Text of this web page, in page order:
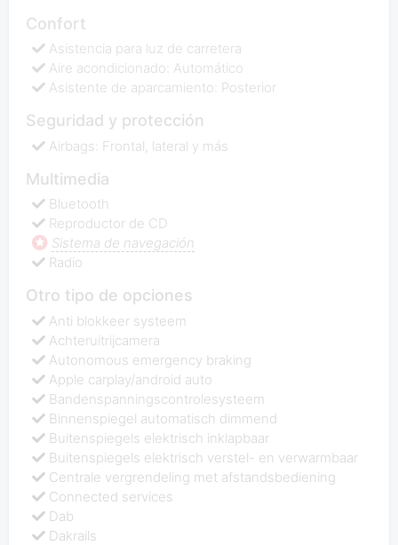
Confort
Asistencia para luz de carretera
Aire acondicionado: Automático
Asistente de aparcamiento: Posterior
Seguridad y protección
Airbags: Frontal, lateral y más
Multimedia
Bluetooth
Reproductor de CD
Sistema de navegación
Radio
Otro tipo de opciones
Anti blokkeer systeem
Achteruitrijcamera
Autonomous emergency braking
Apple carplay/android auto
Bandenspanningscontrolesysteem
Binnenspiegel automatisch dimmend
Buitenspiegels elektrisch inklapbaar
Buitenspiegels elektrisch verstel- en verwarmbaar
Centrale vergrendeling met afstandsbediening
Connected services
Dab
Dakrails